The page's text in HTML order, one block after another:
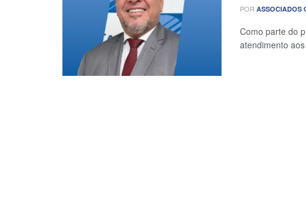
POR ASSOCIADOS
Como parte do
atendimento